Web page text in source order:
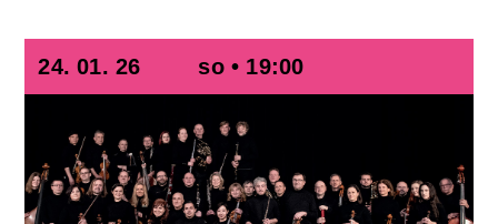
24. 01. 26 so • 19:00